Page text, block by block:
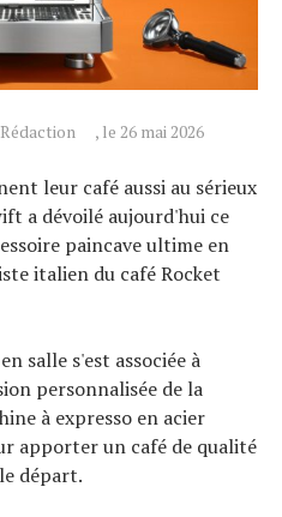
, le 26 mai 2026
leur café aussi au sérieux
a dévoilé aujourd'hui ce
paincave ultime en
italien du café Rocket
salle s'est associée à
personnalisée de la
à expresso en acier
apporter un café de qualité
départ.